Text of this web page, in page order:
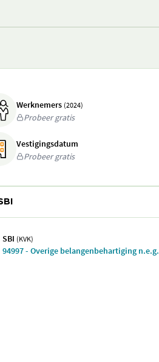
Werknemers (2024)
Probeer gratis
Vestigingsdatum
Probeer gratis
SBI (KVK)
94997 - Overige belangenbehartiging n.e.g.